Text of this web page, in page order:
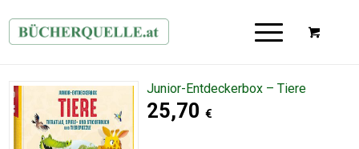
Junior-Entdeckerbox – Tiere
25,70 €